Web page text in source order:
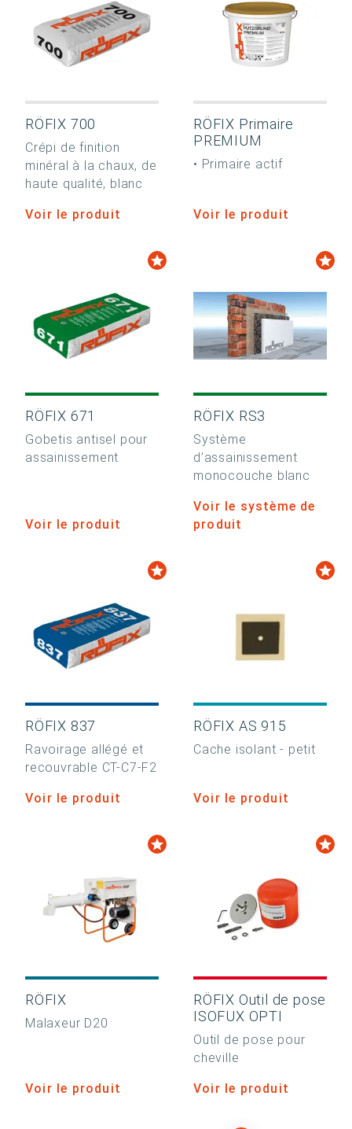
RÖFIX 700
Crépi de finition
minéral à la chaux, de
haute qualité, blanc
Voir le produit
RÖFIX Primaire
PREMIUM
• Primaire actif
Voir le produit
RÖFIX 671
Gobetis antisel pour
assainissement
Voir le produit
RÖFIX RS3
Système
d’assainissement
monocouche blanc
Voir le système de
produit
RÖFIX 837
Ravoirage allégé et
recouvrable CT-C7-F2
Voir le produit
RÖFIX AS 915
Cache isolant - petit
Voir le produit
RÖFIX
Malaxeur D20
Voir le produit
RÖFIX Outil de pose
ISOFUX OPTI
Outil de pose pour
cheville
Voir le produit